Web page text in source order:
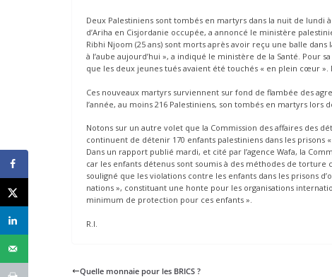
Deux Palestiniens sont tombés en martyrs dans la nuit de lundi
d’Ariha en Cisjordanie occupée, a annoncé le ministère
Ribhi Njoom (25 ans) sont morts après avoir reçu une balle
à l’aube aujourd’hui », a indiqué le ministère de la Santé. Pour
que les deux jeunes tués avaient été touchés « en plein cœur
Ces nouveaux martyrs surviennent sur fond de flambée des
l’année, au moins 216 Palestiniens, son tombés en martyrs lors
Notons sur un autre volet que la Commission des affaires des
continuent de détenir 170 enfants palestiniens dans les prisons
Dans un rapport publié mardi, et cité par l’agence Wafa, la
car les enfants détenus sont soumis à des méthodes de
souligné que les violations contre les enfants dans les prisons
nations », constituant une honte pour les organisations
minimum de protection pour ces enfants ».
R.I.
Quelle monnaie pour les BRICS ?